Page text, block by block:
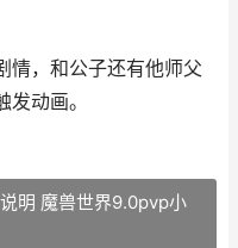
情，和公子还有他师父
动画。
明 魔兽世界9.0pvp小